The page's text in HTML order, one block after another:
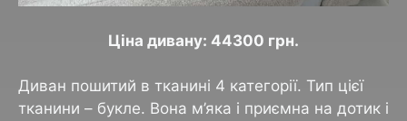
Ціна дивану: 44300 грн.
Диван пошитий в тканині 4 категорії. Тип цієї
тканини – букле. Вона м’яка і приємна на дотик і